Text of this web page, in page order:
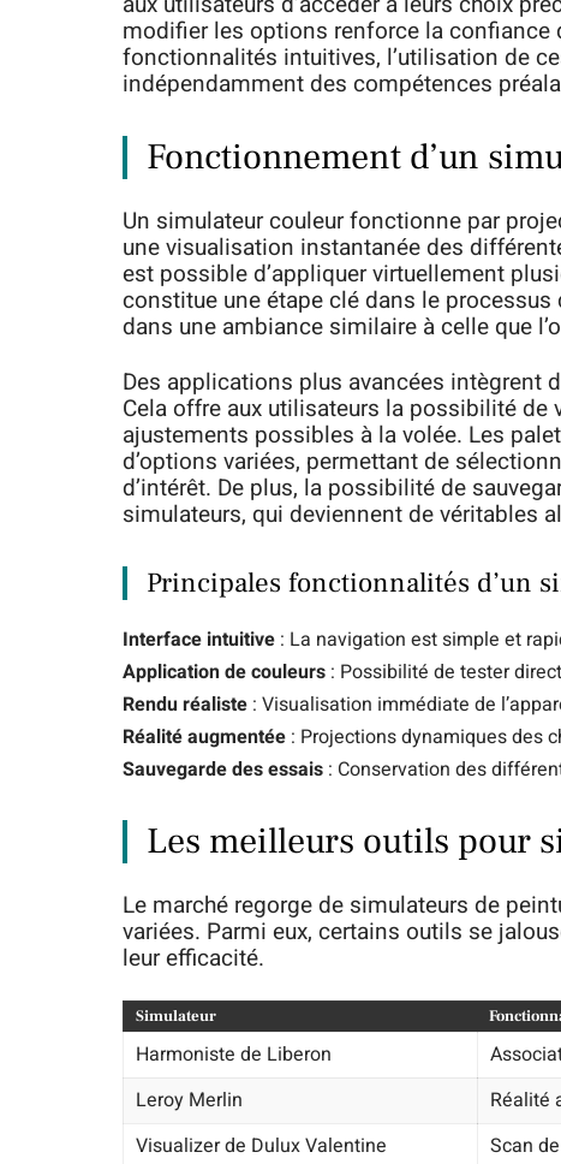
modifier les options renforce la
fonctionnalités intuitives, l’utilisation de
indépendamment des compétences
Fonctionnement d’un
Un simulateur couleur fonctionne par
une visualisation instantanée des
est possible d’appliquer virtuellement
constitue une étape clé dans le
dans une ambiance similaire à celle que
Des applications plus avancées intègrent
Cela offre aux utilisateurs la possibilité de
ajustements possibles à la volée. Les
d’options variées, permettant de
d’intérêt. De plus, la possibilité de
simulateurs, qui deviennent de véritables
Principales fonctionnalités d’un
Interface intuitive : La navigation est simple et
Application de couleurs : Possibilité de tester
Rendu réaliste : Visualisation immédiate de
Réalité augmentée : Projections dynamiques des
Sauvegarde des essais : Conservation des
Les meilleurs outils pour
Le marché regorge de simulateurs de
variées. Parmi eux, certains outils se
leur efficacité.
Simulateur
Harmoniste de Liberon
Leroy Merlin
Réalité
Visualizer de Dulux Valentine
Scan